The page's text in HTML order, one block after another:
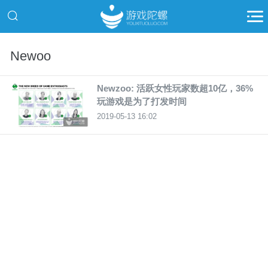
Newoo
Newzoo: 活跃女性玩家数超10亿，36%
玩游戏是为了打发时间
2019-05-13 16:02